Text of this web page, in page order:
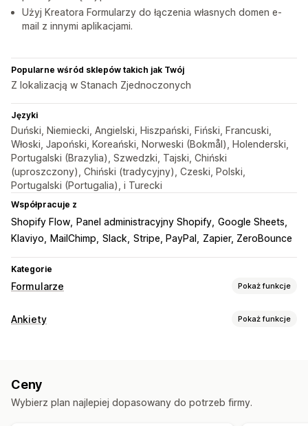
Użyj Kreatora Formularzy do łączenia własnych domen e-
mail z innymi aplikacjami.
Popularne wśród sklepów takich jak Twój
Z lokalizacją w Stanach Zjednoczonych
Języki
Duński, Niemiecki, Angielski, Hiszpański, Fiński, Francuski,
Włoski, Japoński, Koreański, Norweski (Bokmål), Holenderski,
Portugalski (Brazylia), Szwedzki, Tajski, Chiński
(uproszczony), Chiński (tradycyjny), Czeski, Polski,
Portugalski (Portugalia), i Turecki
Współpracuje z
Shopify Flow Panel administracyjny Shopify Google Sheets
Klaviyo
MailChimp Slack Stripe, PayPal Zapier, ZeroBounce
Kategorie
Formularze Pokaż funkcje
Typy formularzy
Dostosowanie
Ankiety Pokaż funkcje
Wbudowane formularze
Wiele stron Wyskakujące okienka Planowanie
Ceny
Wybierz plan najlepiej dopasowany do potrzeb firmy.